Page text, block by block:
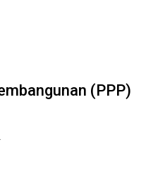
(PPP)